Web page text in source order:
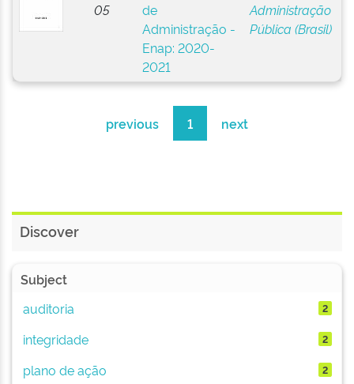
05
de
Administração -
Enap: 2020-
2021
Administração
Pública (Brasil)
previous 1 next
Discover
Subject
auditoria
2
integridade 2
plano de ação 2